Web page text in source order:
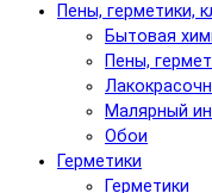
Пены, герметики,
Бытовая
Пены,
Малярный
Обои
Герметики
Герметики